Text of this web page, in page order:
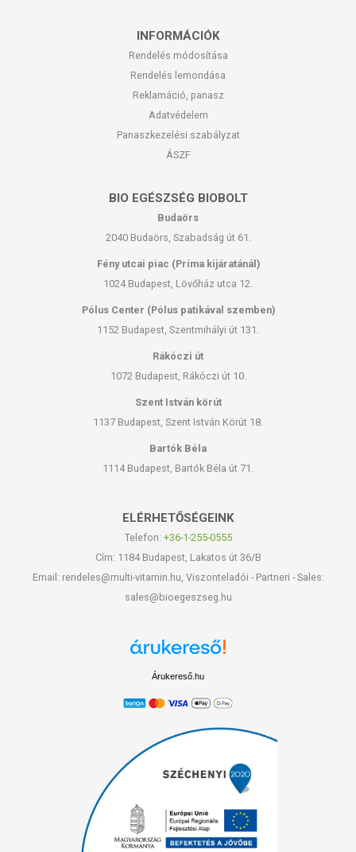
INFORMÁCIÓK
Rendelés módosítása
Rendelés lemondása
Reklamáció, panasz
Adatvédelem
Panaszkezelési szabályzat
ÁSZF
BIO EGÉSZSÉG BIOBOLT
Budaörs
2040 Budaörs, Szabadság út 61.
Fény utcai piac (Príma kijáratánál)
1024 Budapest, Lövőház utca 12.
Pólus Center (Pólus patikával szemben)
1152 Budapest, Szentmihályi út 131.
Rákóczi út
1072 Budapest, Rákóczi út 10.
Szent István körút
1137 Budapest, Szent István Körút 18.
Bartók Béla
1114 Budapest, Bartók Béla út 71.
ELÉRHETŐSÉGEINK
Telefon: +36-1-255-0555
Cím: 1184 Budapest, Lakatos út 36/B
Email: rendeles@multi-vitamin.hu, Viszonteladói - Partneri - Sales:
sales@bioegeszseg.hu
Árukereső.hu